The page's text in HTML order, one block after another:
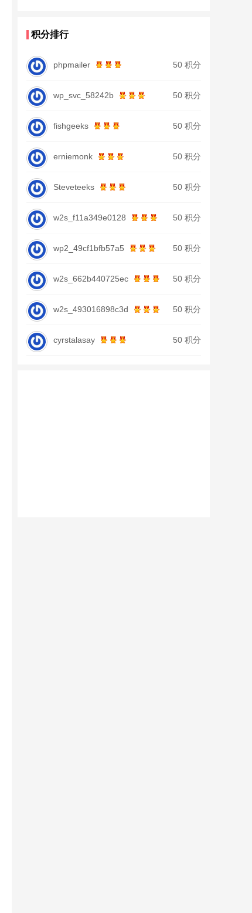
积分排行
phpmailer 50 积分
wp_svc_58242b 50 积分
fishgeeks 50 积分
erniemonk 50 积分
Steveteeks 50 积分
w2s_f11a349e0128 50 积分
wp2_49cf1bfb57a5 50 积分
w2s_662b440725ec 50 积分
w2s_493016898c3d 50 积分
cyrstalasay 50 积分